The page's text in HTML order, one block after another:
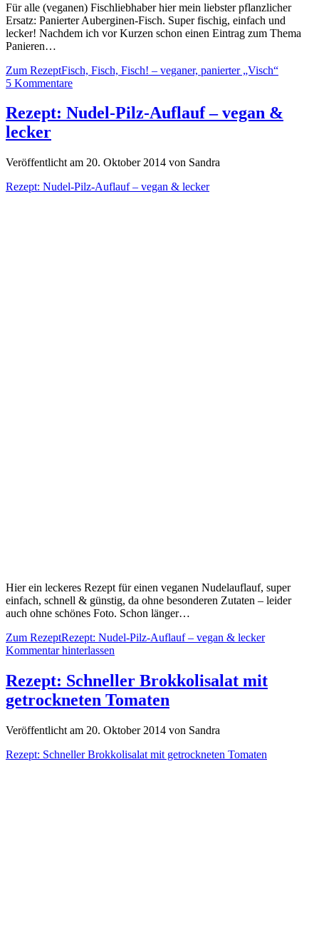
Für alle (veganen) Fischliebhaber hier mein liebster pflanzlicher
Ersatz: Panierter Auberginen-Fisch. Super fischig, einfach und
lecker! Nachdem ich vor Kurzen schon einen Eintrag zum Thema
Panieren…
Zum RezeptFisch, Fisch, Fisch! – veganer, panierter „Visch“
5 Kommentare
Rezept: Nudel-Pilz-Auflauf – vegan &
lecker
Veröffentlicht am 20. Oktober 2014 von Sandra
Rezept: Nudel-Pilz-Auflauf – vegan & lecker
Hier ein leckeres Rezept für einen veganen Nudelauflauf, super
einfach, schnell & günstig, da ohne besonderen Zutaten – leider
auch ohne schönes Foto. Schon länger…
Zum RezeptRezept: Nudel-Pilz-Auflauf – vegan & lecker
Kommentar hinterlassen
Rezept: Schneller Brokkolisalat mit
getrockneten Tomaten
Veröffentlicht am 20. Oktober 2014 von Sandra
Rezept: Schneller Brokkolisalat mit getrockneten Tomaten